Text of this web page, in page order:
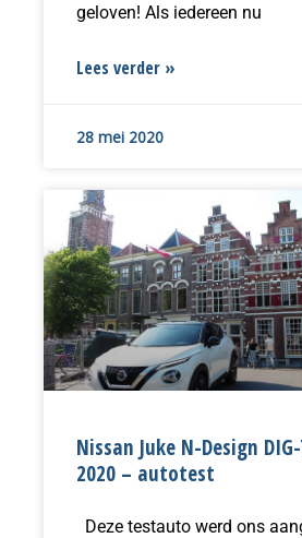
geloven! Als iedereen nu
Lees verder »
28 mei 2020
Nissan Juke N-Design DIG-
2020 – autotest
Deze testauto werd ons